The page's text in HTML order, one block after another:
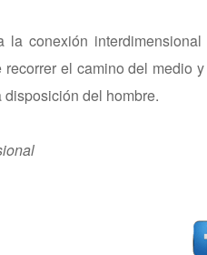
la conexión
el camino del medio
del hombre.